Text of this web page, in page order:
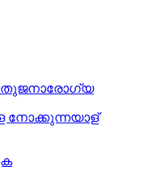
നോക്കുന്നയാള്